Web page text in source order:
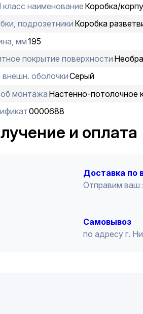
класс наименование Коробка/
подрозетники Коробка
мм195
покрытие поверхности
внешн. оболочкиСерый
монтажа Настенно-потолочное
0000688
и оплата
Доставка по
Отправим ваш
Cамовывоз
по адресу г.